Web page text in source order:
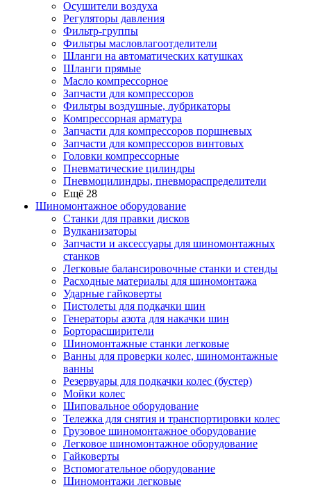
Осушители воздуха
Регуляторы давления
Фильтр-группы
Фильтры масловлагоотделители
Шланги на автоматических катушках
Шланги прямые
Масло компрессорное
Запчасти для компрессоров
Фильтры воздушные, лубрикаторы
Компрессорная арматура
Запчасти для компрессоров поршневых
Запчасти для компрессоров винтовых
Головки компрессорные
Пневматические цилиндры
Пневмоцилиндры, пневмораспределители
Ещё 28
Шиномонтажное оборудование
Станки для правки дисков
Вулканизаторы
Запчасти и аксессуары для шиномонтажных
станков
Легковые балансировочные станки и стенды
Расходные материалы для шиномонтажа
Ударные гайковерты
Пистолеты для подкачки шин
Генераторы азота для накачки шин
Борторасширители
Шиномонтажные станки легковые
Ванны для проверки колес, шиномонтажные
ванны
Резервуары для подкачки колес (бустер)
Мойки колес
Шиповальное оборудование
Тележка для снятия и транспортировки колес
Грузовое шиномонтажное оборудование
Легковое шиномонтажное оборудование
Гайковерты
Вспомогательное оборудование
Шиномонтажи легковые